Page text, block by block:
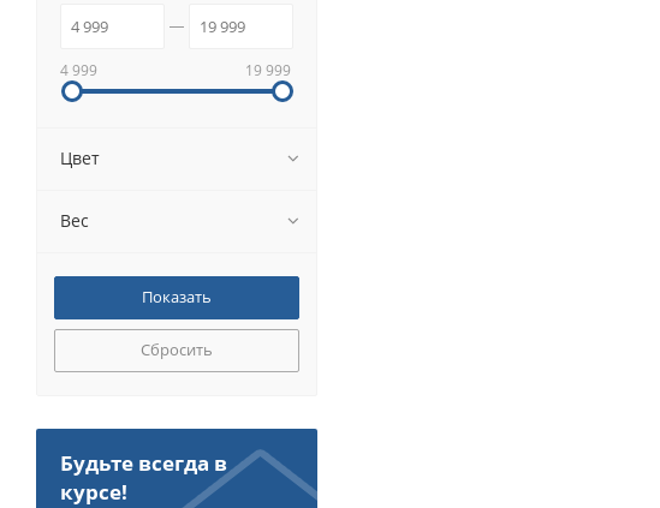
4 999 19 999
Цвет
Вес
Сбросить
Будьте всегда в
курсе!